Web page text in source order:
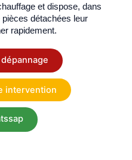
et dispose, dans
détachées leur
rapidement.
intervention